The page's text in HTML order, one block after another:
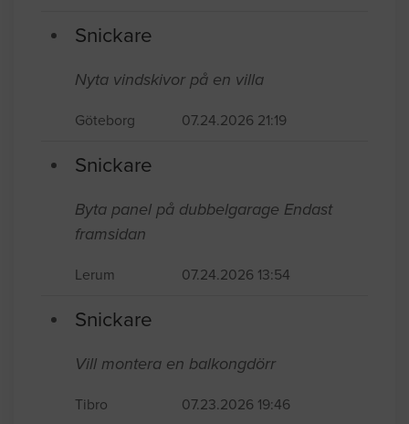
Snickare
Nyta vindskivor på en villa
Göteborg 07.24.2026 21:19
Snickare
Byta panel på dubbelgarage Endast
framsidan
Lerum 07.24.2026 13:54
Snickare
Vill montera en balkongdörr
Tibro 07.23.2026 19:46